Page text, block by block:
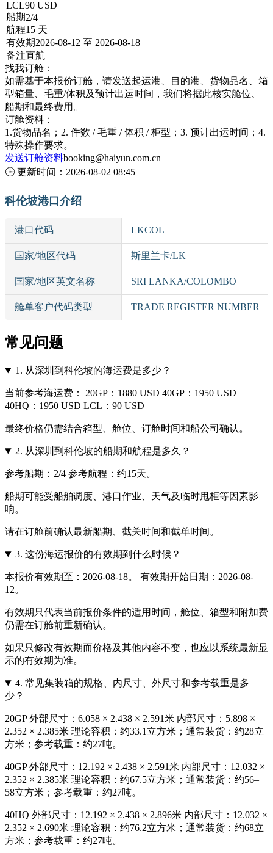
LCL90 USD
船期2/4
航程15 天
有效期2026-08-12 至 2026-08-18
备注直航
找我订舱：
如需基于本报价订舱，请发送起运港、目的港、货物品名、箱
型箱量、毛重/体积及预计出运时间，我们将据此核实舱位、
船期和最终费用。
订舱资料：
1.货物品名；2. 件数 / 毛重 / 体积 / 柜型；3. 预计出运时间；4.
特殊操作要求。
发送订舱资料booking@haiyun.com.cn
🕒 更新时间： 2026-08-02 08:45
科伦坡港口介绍
港口代码 LKCOL
国家/地区代码 斯里兰卡/LK
国家/地区英文名称 SRI LANKA/COLOMBO
舱单客户代码类型 TRADE REGISTER NUMBER
常见问题
1. 从深圳到科伦坡的海运费是多少？
当前参考海运费： 20GP：1880 USD 40GP：1950 USD
40HQ：1950 USD LCL：90 USD
最终价格仍需结合箱型、舱位、订舱时间和船公司确认。
2. 从深圳到科伦坡的船期和航程是多久？
参考船期：2/4 参考航程：约15天。
船期可能受船舶调度、港口作业、天气及临时甩柜等因素影
响。
请在订舱前确认最新船期、截关时间和截单时间。
3. 这份海运报价的有效期到什么时候？
本报价有效期至：2026-08-18。 有效期开始日期：2026-08-
12。
有效期只代表当前报价条件的适用时间，舱位、箱型和附加费
仍需在订舱前重新确认。
如果只修改有效期而价格及其他内容不变，也应以系统最新显
示的有效期为准。
4. 常见集装箱的规格、内尺寸、外尺寸和参考载重是多
少？
20GP 外部尺寸：6.058 × 2.438 × 2.591米 内部尺寸：5.898 ×
2.352 × 2.385米 理论容积：约33.1立方米；通常装货：约28立
方米；参考载重：约27吨。
40GP 外部尺寸：12.192 × 2.438 × 2.591米 内部尺寸：12.032 ×
2.352 × 2.385米 理论容积：约67.5立方米；通常装货：约56–
58立方米；参考载重：约27吨。
40HQ 外部尺寸：12.192 × 2.438 × 2.896米 内部尺寸：12.032 ×
2.352 × 2.690米 理论容积：约76.2立方米；通常装货：约68立
方米；参考载重：约27吨。